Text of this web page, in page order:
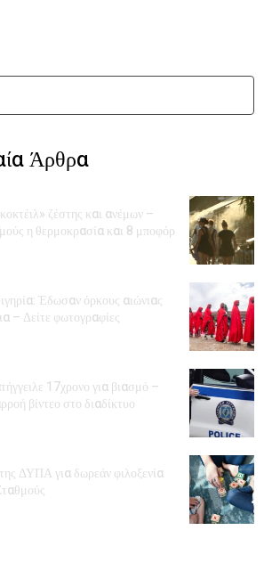
Άρθρα
ζέστης και ανέμων –
η θερμοκρασία και 8 μποφόρ
Έδωσαν όρκους αιώνιας
– Δείτε φωτογραφίες
17χρονο για βιασμό –
βίντεο στο διαδίκτυο
της ΔΥΠΑ για δωρεάν φιλοξενία